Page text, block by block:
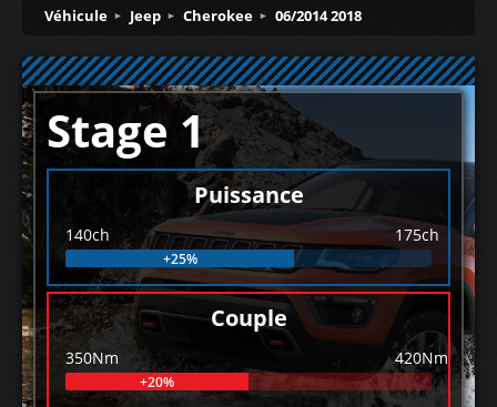
Véhicule Jeep Cherokee 06/2014 2018
Stage 1
Puissance
140ch 175ch
+25%
Couple
350Nm 420Nm
+20%